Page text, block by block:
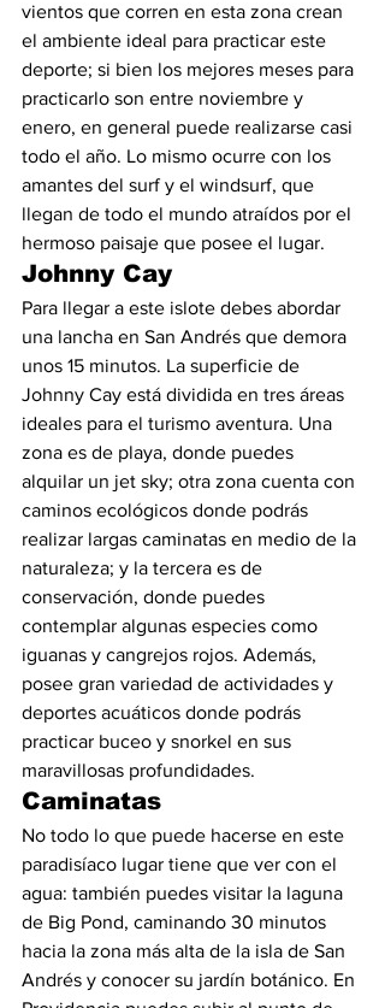
vientos que corren en esta zona crean
el ambiente ideal para practicar este
deporte; si bien los mejores meses para
practicarlo son entre noviembre y
enero, en general puede realizarse casi
todo el año. Lo mismo ocurre con los
amantes del surf y el windsurf, que
llegan de todo el mundo atraídos por el
hermoso paisaje que posee el lugar.
Johnny Cay
Para llegar a este islote debes abordar
una lancha en San Andrés que demora
unos 15 minutos. La superficie de
Johnny Cay está dividida en tres áreas
ideales para el turismo aventura. Una
zona es de playa, donde puedes
alquilar un jet sky; otra zona cuenta con
caminos ecológicos donde podrás
realizar largas caminatas en medio de la
naturaleza; y la tercera es de
conservación, donde puedes
contemplar algunas especies como
iguanas y cangrejos rojos. Además,
posee gran variedad de actividades y
deportes acuáticos donde podrás
practicar buceo y snorkel en sus
maravillosas profundidades.
Caminatas
No todo lo que puede hacerse en este
paradisíaco lugar tiene que ver con el
agua: también puedes visitar la laguna
de Big Pond, caminando 30 minutos
hacia la zona más alta de la isla de San
Andrés y conocer su jardín botánico. En